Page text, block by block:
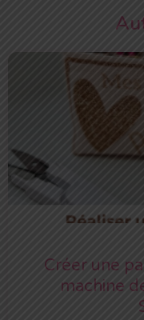
Créer une
machine